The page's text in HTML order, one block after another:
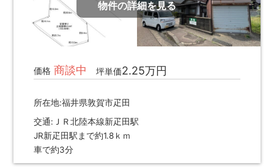
物件の詳細を見る
価格商談中 坪単価2.25万円
所在地:福井県敦賀市疋田
交通:ＪＲ北陸本線新疋田駅
JR新疋田駅まで約1.8ｋｍ
車で約3分